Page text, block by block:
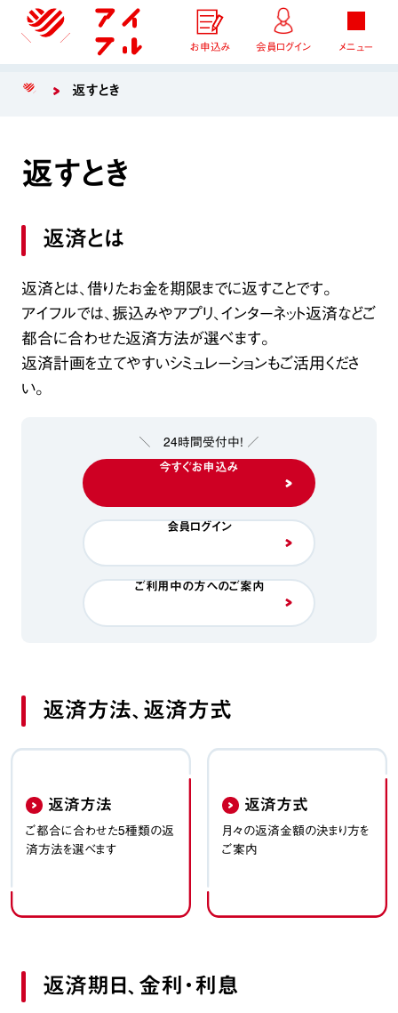
お申込み 会員ログイン メニュー
返すとき
返すとき
返済とは
返済とは、借りたお金を期限までに返すことです。
アイフルでは、振込みやアプリ、インターネット返済などご
都合に合わせた返済方法が選べます。
返済計画を立てやすいシミュレーションもご活用くださ
い。
＼ 24時間受付中！ ／
今すぐお申込み
会員ログイン
ご利用中の方へのご案内
返済方法、返済方式
返済方法
ご都合に合わせた5種類の返
済方法を選べます
返済方式
月々の返済金額の決まり方を
ご案内
返済期日、金利・利息